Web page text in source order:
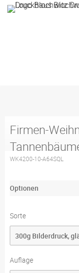
Firmen-
WK4200-10-A64SQL
Optionen
Sorte
Auflage